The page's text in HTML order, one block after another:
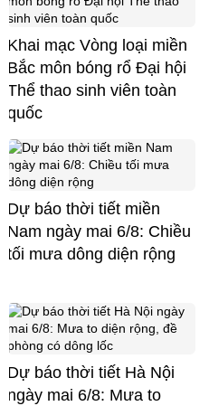
Khai mạc Vòng loại miền
Bắc môn bóng rổ Đại hội
Thể thao sinh viên toàn
quốc
Dự báo thời tiết miền
Nam ngày mai 6/8: Chiều
tối mưa dông diện rộng
Dự báo thời tiết Hà Nội
ngày mai 6/8: Mưa to